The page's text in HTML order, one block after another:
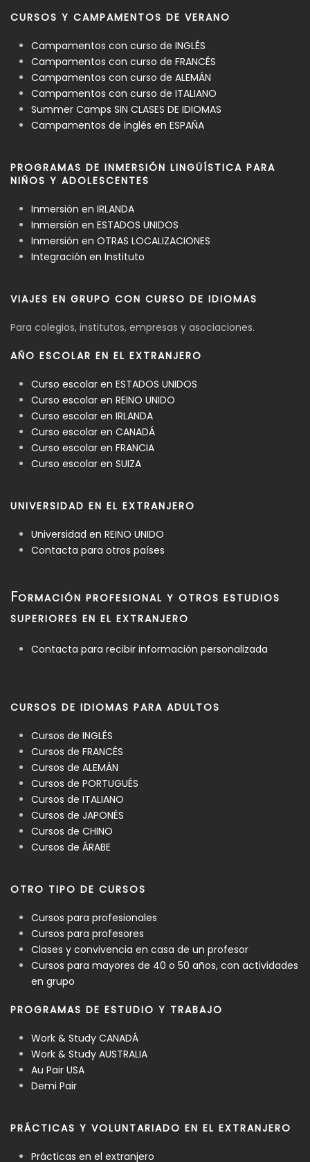
CURSOS Y CAMPAMENTOS DE VERANO
Campamentos con curso de INGLÉS
Campamentos con curso de FRANCÉS
Campamentos con curso de ALEMÁN
Campamentos con curso de ITALIANO
Summer Camps SIN CLASES DE IDIOMAS
Campamentos de inglés en ESPAÑA
PROGRAMAS DE INMERSIÓN LINGÜÍSTICA PARA
NIÑOS Y ADOLESCENTES
Inmersión en IRLANDA
Inmersión en ESTADOS UNIDOS
Inmersión en OTRAS LOCALIZACIONES
Integración en Instituto
VIAJES EN GRUPO CON CURSO DE IDIOMAS
Para colegios, institutos, empresas y asociaciones.
AÑO ESCOLAR EN EL EXTRANJERO
Curso escolar en ESTADOS UNIDOS
Curso escolar en REINO UNIDO
Curso escolar en IRLANDA
Curso escolar en CANADÁ
Curso escolar en FRANCIA
Curso escolar en SUIZA
UNIVERSIDAD EN EL EXTRANJERO
Universidad en REINO UNIDO
Contacta para otros países
FORMACIÓN PROFESIONAL Y OTROS ESTUDIOS
SUPERIORES EN EL EXTRANJERO
Contacta para recibir información personalizada
CURSOS DE IDIOMAS PARA ADULTOS
Cursos de INGLÉS
Cursos de FRANCÉS
Cursos de ALEMÁN
Cursos de PORTUGUÉS
Cursos de ITALIANO
Cursos de JAPONÉS
Cursos de CHINO
Cursos de ÁRABE
OTRO TIPO DE CURSOS
Cursos para profesionales
Cursos para profesores
Clases y convivencia en casa de un profesor
Cursos para mayores de 40 o 50 años, con actividades
en grupo
PROGRAMAS DE ESTUDIO Y TRABAJO
Work & Study CANADÁ
Work & Study AUSTRALIA
Au Pair USA
Demi Pair
PRÁCTICAS Y VOLUNTARIADO EN EL EXTRANJERO
Prácticas en el extranjero